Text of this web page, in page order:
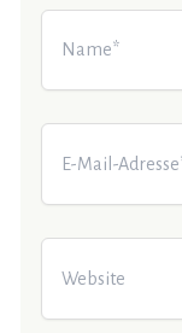
Name*
E-
Mail-
Website